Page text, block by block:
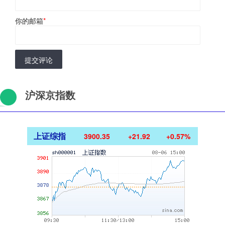
你的邮箱*
提交评论
沪深京指数
上证综指 3900.35 +21.92 +0.57%